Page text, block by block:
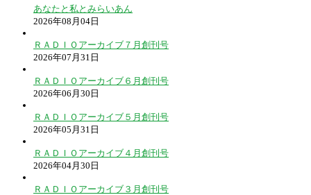
あなたと私とみらいあん
2026年08月04日
ＲＡＤＩＯアーカイブ７月創刊号
2026年07月31日
ＲＡＤＩＯアーカイブ６月創刊号
2026年06月30日
ＲＡＤＩＯアーカイブ５月創刊号
2026年05月31日
ＲＡＤＩＯアーカイブ４月創刊号
2026年04月30日
ＲＡＤＩＯアーカイブ３月創刊号